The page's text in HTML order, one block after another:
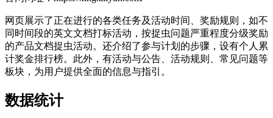
网页展示了正在进行的各类任务及活动时间、奖励规则，如不
同时间段的英文文档打标活动，按捉虫问题严重程度分级奖励
的产品文档捉虫活动。还介绍了参与计划的步骤，设有个人累
计奖金排行榜。此外，有活动与公告、活动规则、常见问题等
板块，为用户提供全面的信息与指引。
数据统计